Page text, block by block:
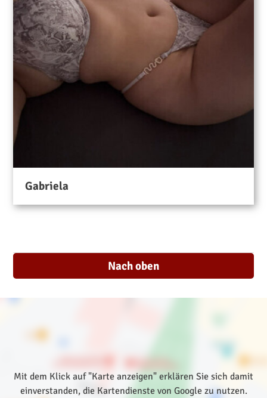
Gabriela
Nach oben
Mit dem Klick auf "Karte anzeigen" erklären Sie sich damit
einverstanden, die Kartendienste von Google zu nutzen.